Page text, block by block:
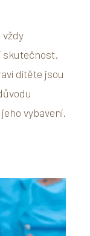
skutečnost.
dítěte jsou
vybavení.